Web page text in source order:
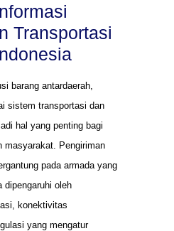
Transportasi
barang antardaerah,
sistem transportasi dan
hal yang penting bagi
masyarakat. Pengiriman
pada armada yang
dipengaruhi oleh
konektivitas
yang mengatur